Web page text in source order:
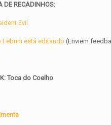
DE RECADINHOS:
Evil
está editando (Enviem
Toca do Coelho